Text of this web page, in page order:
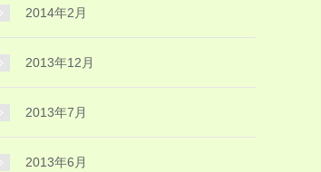
2014年2月
2013年12月
2013年7月
2013年6月